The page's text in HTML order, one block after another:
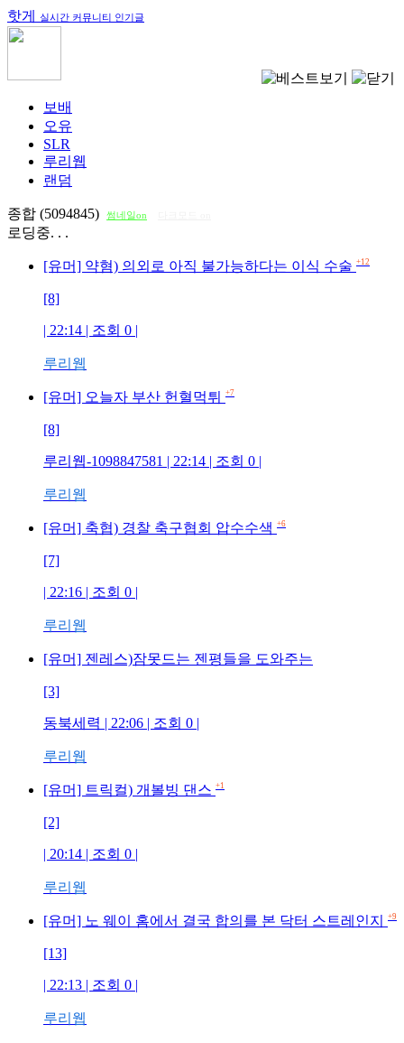
핫게 실시간 커뮤니티 인기글
보배
오유
SLR
루리웹
랜덤
종합 (5094845) 썸네일on
로딩중. . .
[유머] 약혐) 의외로 아직 불가능하다는 이식 수술 +12
[8]
| 22:14 | 조회 0 |
루리웹
[유머] 오늘자 부산 헌혈먹튀 +7
[8]
루리웹-1098847581 | 22:14 | 조회 0 |
루리웹
[유머] 축협) 경찰 축구협회 압수수색 +6
[7]
| 22:16 | 조회 0 |
루리웹
[유머] 젠레스)잠못드는 젠평들을 도와주는
[3]
동북세력 | 22:06 | 조회 0 |
루리웹
[유머] 트릭컬) 개볼빙 댄스 +1
[2]
| 20:14 | 조회 0 |
루리웹
[유머] 노 웨이 홈에서 결국 합의를 본 닥터 스트레인지 +9
[13]
| 22:13 | 조회 0 |
루리웹